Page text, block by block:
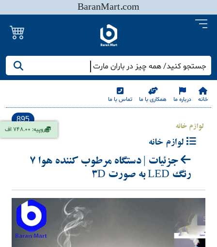
BaranMart.com
جستجو کنید/ همه چیز در باران مارت
خانه درباره ما همکاری با ما تماس با ما
روپیه: 748.00 اف
895
لوازم خانه
لوازم خانه
جزئیات | دستگاه مرطوب کننده هوا 7
رنگ LED به صورت 3D